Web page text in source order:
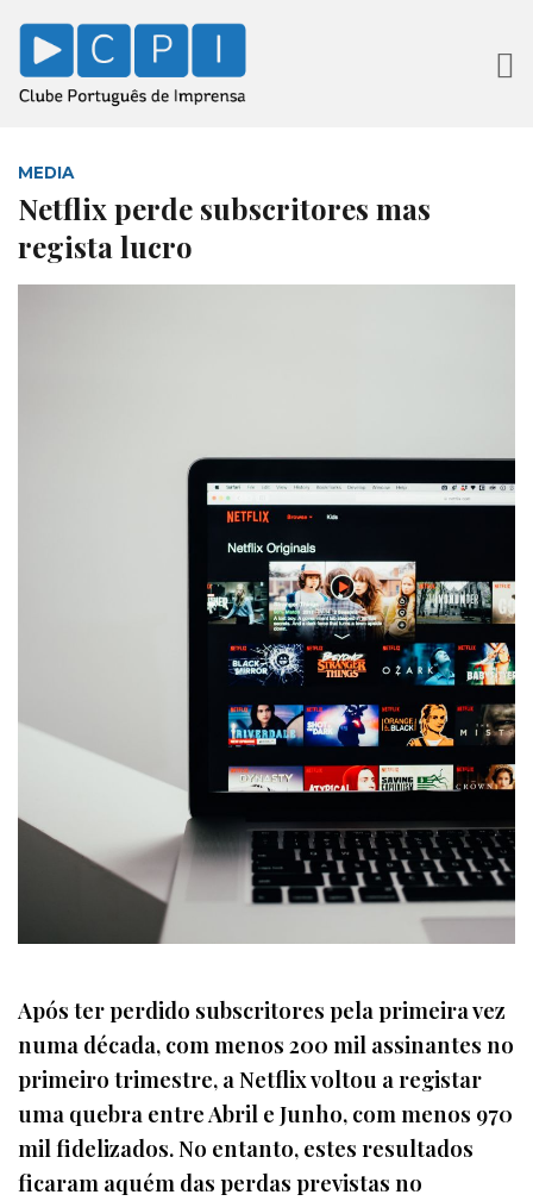
MEDIA
Netflix perde subscritores mas
regista lucro
Após ter perdido subscritores pela primeira vez
numa década, com menos 200 mil assinantes no
primeiro trimestre, a Netflix voltou a registar
uma quebra entre Abril e Junho, com menos 970
mil fidelizados. No entanto, estes resultados
ficaram aquém das perdas previstas no